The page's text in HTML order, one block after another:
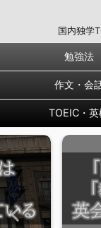
国内独学
勉強法
作文・会
TOEIC・英